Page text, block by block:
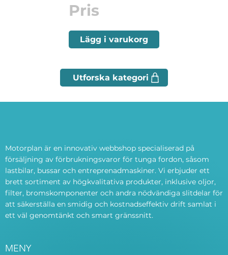
Pris
Lägg i varukorg
Motorplan är en innovativ webbshop specialiserad på
försäljning av förbrukningsvaror för tunga fordon, såsom
lastbilar, bussar och entreprenadmaskiner. Vi erbjuder ett
brett sortiment av högkvalitativa produkter, inklusive oljor,
filter, bromskomponenter och andra nödvändiga slitdelar för
att säkerställa en smidig och kostnadseffektiv drift samlat i
ett väl genomtänkt och smart gränssnitt.
MENY